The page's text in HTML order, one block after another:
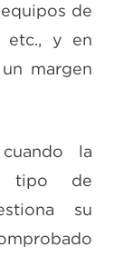
de
etc., y en
margen
la
tipo de
su